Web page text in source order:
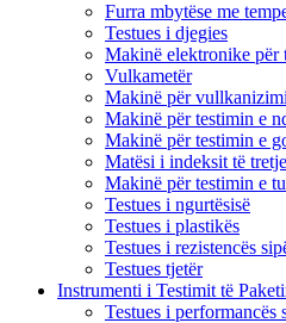
Furra mbytëse me
Testues i djegies
Makinë elektronike për
Vulkametër
Makinë për
Makinë për testimin e
Makinë për testimin e
Matësi i indeksit të
Makinë për testimin e
Testues i ngurtësisë
Testues i plastikës
Testues i rezistencës
Testues tjetër
Instrumenti i Testimit të
Testues i performancës